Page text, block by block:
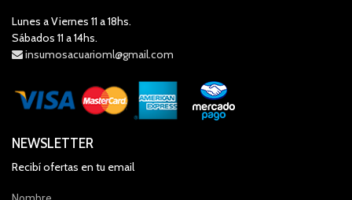
Lunes a Viernes 11 a 18hs.
Sábados 11 a 14hs.
insumosacuarioml@gmail.com
NEWSLETTER
Recibí ofertas en tu email